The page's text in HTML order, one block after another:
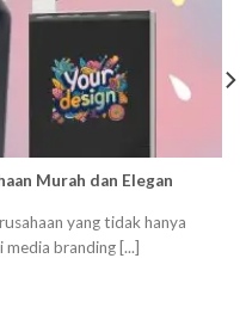
Murah dan Elegan
yang tidak hanya
branding [...]